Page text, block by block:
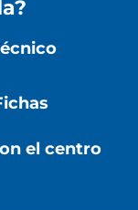
el centro